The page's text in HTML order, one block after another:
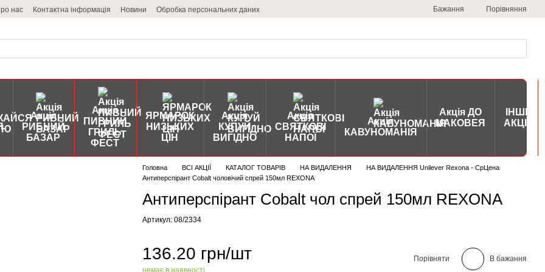
нас Контактна інформація Новини Обробка персональних даних Бажання Порівняння
Акція
РИБНИЙ
БАЗАР
Акція
ПИВНИЙ
ГРИЛЬ
ФЕСТ
ЯРМАРОК
НИЗЬКИХ
ЦІН
Акція
КУПУЙ
ВИГІДНО
Акція
СВЯТКОВІ
НАПОЇ
Акція
КАВУНОМАНІЯ
Акція ДО
МАКОВЕЯ
ІНШІ
АКЦІЇ
Головна ВСІ АКЦІЇ КАТАЛОГ ТОВАРІВ НА ВИДАЛЕННЯ
НА ВИДАЛЕННЯ Unilever Rexona - СрЦена
Антиперспірант Cobalt чоловічий спрей 150мл REXONA
Антиперспірант Cobalt чол спрей 150мл REXONA
Артикул: 08/2334
136.20 грн/шт
немає в наявності
Порівняти В бажання